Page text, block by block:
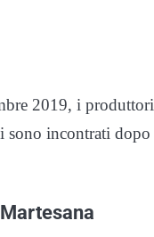
2019, i
sono incontrati